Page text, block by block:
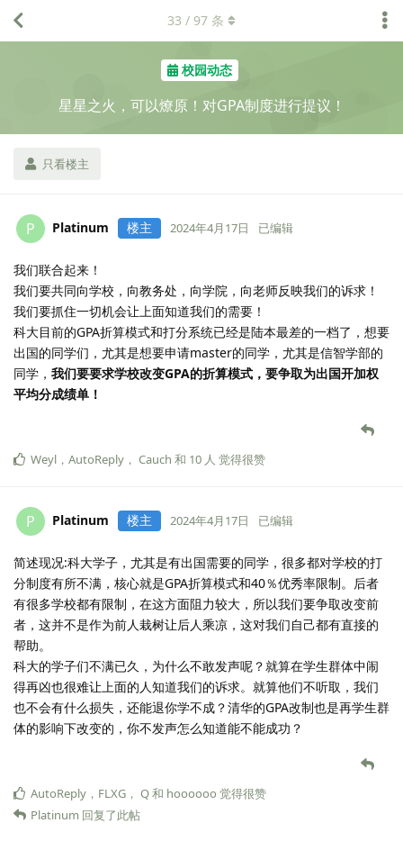
校园动态
星星之火，可以燎原！对GPA制度进行提议！
只看楼主
33 / 97 条
P Platinum 楼主 2024年4月17日 已编辑
我们联合起来！
我们要共同向学校，向教务处，向学院，向老师反映我们的诉求！
我们要抓住一切机会让上面知道我们的需要！
科大目前的GPA折算模式和打分系统已经是陆本最差的一档了，想要
出国的同学们，尤其是想要申请master的同学，尤其是信智学部的
同学， 我们要要求学校改变GPA的折算模式，要争取为出国开加权
平均分成绩单！
Weyl ， AutoReply ， Cauch 和 10 人 觉得很赞
P Platinum 楼主 2024年4月17日 已编辑
简述现况:科大学子，尤其是有出国需要的同学，很多都对学校的打
分制度有所不满，核心就是GPA折算模式和40％优秀率限制。后者
有很多学校都有限制，在这方面阻力较大，所以我们要争取改变前
者，这并不是作为前人栽树让后人乘凉，这对我们自己都有直接的
帮助。
科大的学子们不满已久，为什么不敢发声呢？就算在学生群体中闹
得再凶也很难让上面的人知道我们的诉求。就算他们不听取，我们
也不会有什么损失，还能退你学不成？清华的GPA改制也是再学生群
体的影响下改变的，你不发声怎么知道能不能成功？
AutoReply ， FLXG ， Q和 hoooooo 觉得很赞
Platinum 回复了此帖